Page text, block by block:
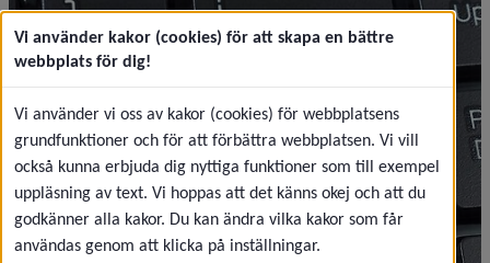
Vi använder kakor (cookies) för att skapa en bättre
webbplats för dig!
Vi använder vi oss av kakor (cookies) för webbplatsens
grundfunktioner och för att förbättra webbplatsen. Vi vill
också kunna erbjuda dig nyttiga funktioner som till exempel
uppläsning av text. Vi hoppas att det känns okej och att du
godkänner alla kakor. Du kan ändra vilka kakor som får
användas genom att klicka på inställningar.